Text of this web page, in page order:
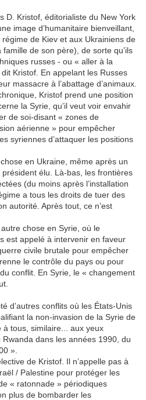
D. Kristof, éditorialiste du New York
image d’humanitaire bienveillant,
de Kiev et aux Ukrainiens de
famille de son père), de sorte qu’ils
russes - ou « aller à la
dit Kristof. En appelant les Russes
massacre à l’abattage d’animaux.
Kristof prend une position
la Syrie, qu’il veut voir envahir
de soi-disant « zones de
aérienne » pour empêcher
syriennes d’attaquer les positions
en Ukraine, même après un
président élu. Là-bas, les frontières
(du moins après l’installation
a tous les droits de tuer des
autorité. Après tout, ce n’est
chose en Syrie, où le
est appelé à intervenir en faveur
civile brutale pour empêcher
le contrôle du pays ou pour
conflit. En Syrie, le « changement
d’autres conflits où les États-Unis
la non-invasion de la Syrie de
tous, similaire... aux yeux
dans les années 1990, du
».
de Kristof. Il n’appelle pas à
/ Palestine pour protéger les
« ratonnade » périodiques
plus de bombarder les